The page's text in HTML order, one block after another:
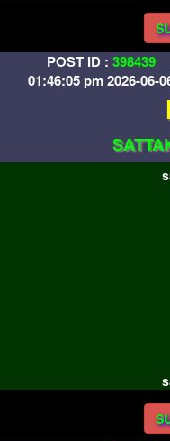
POST ID : 398439
01:46:05 pm 2026-06-